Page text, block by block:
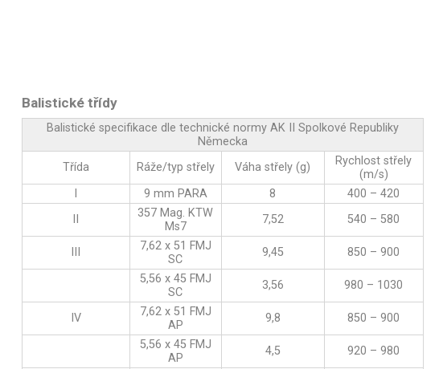
Balistické třídy
Balistické specifikace dle technické normy AK II Spolkové Republiky
Německa
Třída
Ráže/typ střely Váha střely (g)
Rychlost střely
(m/s)
9 mm PARA 8
400 – 420
357 Mag. KTW
Ms7
7,52 540 – 580
7,62 x 51 FMJ
SC
9,45
850 – 900
5,56 x 45 FMJ
SC
3,56 980 – 1030
IV
7,62 x 51 FMJ
AP
9,8
850 – 900
5,56 x 45 FMJ
AP
4,5
920 – 980